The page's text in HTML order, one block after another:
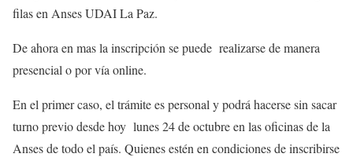
filas en Anses UDAI La Paz.
De ahora en mas la inscripción se puede realizarse de manera
presencial o por vía online.
En el primer caso, el trámite es personal y podrá hacerse sin sacar
turno previo desde hoy lunes 24 de octubre en las oficinas de la
Anses de todo el país. Quienes estén en condiciones de inscribirse